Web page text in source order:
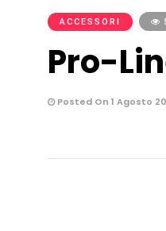
ACCESSORI
Pro-
Posted On 1 Agosto